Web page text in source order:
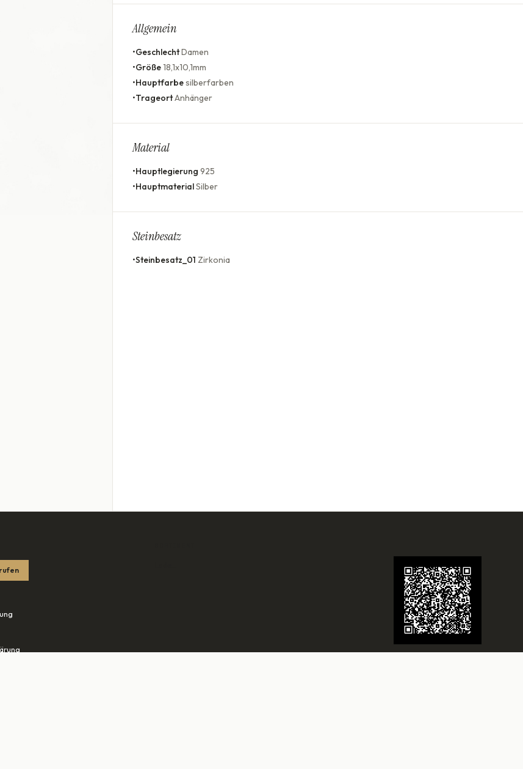
Allgemein
•GeschlechtDamen
•Größe18,1x10,1mm
•Hauptfarbesilberfarben
•TrageortAnhänger
Material
•Hauptlegierung 925
•HauptmaterialSilber
Steinbesatz
•Steinbesatz_01 Zirkonia